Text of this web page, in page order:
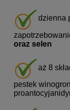
dzienna
oraz selen
aż 8
pestek